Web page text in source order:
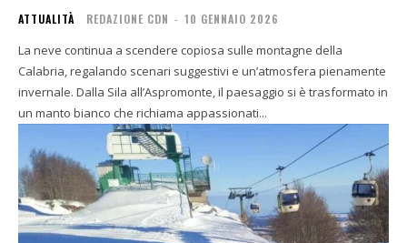
ATTUALITÀ REDAZIONE CDN - 10 GENNAIO 2026
La neve continua a scendere copiosa sulle montagne della
Calabria, regalando scenari suggestivi e un’atmosfera pienamente
invernale. Dalla Sila all’Aspromonte, il paesaggio si è trasformato in
un manto bianco che richiama appassionati...